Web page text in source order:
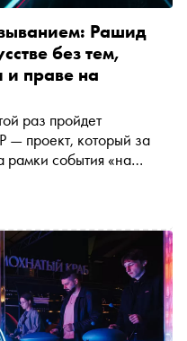
Рашид
без тем,
и праве на
раз пройдет
— проект, который за
рамки события «на
студии formate Рашид
высказыванию,
создании
между
языком